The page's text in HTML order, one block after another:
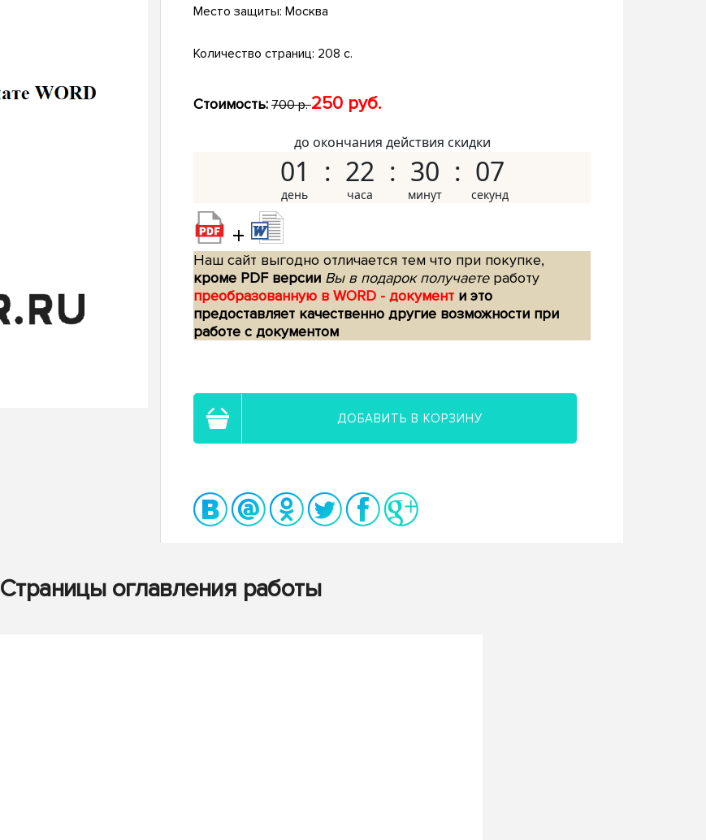
Место защиты: Москва
Количество страниц: 208 с.
Стоимость: 700 р.250 руб.
до окончания действия скидки
01 22 30 06
+
Наш сайт выгодно отличается тем что при покупке,
кроме PDF версии Вы в подарок получаетеработу
преобразованную в WORD - документ и это
предоставляет качественно другие возможности при
работе с документом
ДОБАВИТЬ В КОРЗИНУ
Страницы оглавления работы